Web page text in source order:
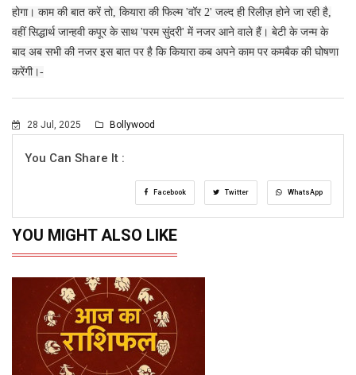
होगा। काम की बात करें तो, कियारा की फिल्म 'वॉर 2' जल्द ही रिलीज़ होने जा रही है,
वहीं सिद्धार्थ जान्हवी कपूर के साथ 'परम सुंदरी' में नजर आने वाले हैं। बेटी के जन्म के
बाद अब सभी की नजर इस बात पर है कि कियारा कब अपने काम पर कमबैक की घोषणा
करेंगी।-
28 Jul, 2025 Bollywood
You Can Share It :
Facebook Twitter WhatsApp
YOU MIGHT ALSO LIKE